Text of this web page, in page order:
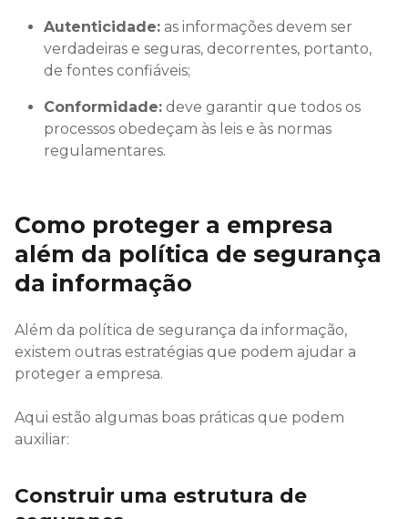
Autenticidade: as informações devem ser
verdadeiras e seguras, decorrentes, portanto,
de fontes confiáveis;
Conformidade: deve garantir que todos os
processos obedeçam às leis e às normas
regulamentares.
Como proteger a empresa
além da política de segurança
da informação
Além da política de segurança da informação,
existem outras estratégias que podem ajudar a
proteger a empresa.
Aqui estão algumas boas práticas que podem
auxiliar:
Construir uma estrutura de